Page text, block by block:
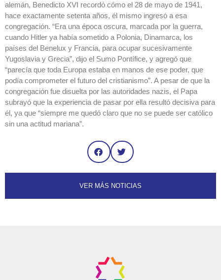
alemán, Benedicto XVI recordó cómo el 28 de mayo de 1941,
hace exactamente setenta años, él mismo ingresó a esa
congregación. “Era una época oscura, marcada por la guerra,
cuando Hitler ya había sometido a Polonia, Dinamarca, los
países del Benelux y Francia, para ocupar sucesivamente
Yugoslavia y Grecia”, dijo el Sumo Pontífice, y agregó que
“parecía que toda Europa estaba en manos de ese poder, que
podía comprometer el futuro del cristianismo”. A pesar de que la
congregación fue disuelta por las autoridades nazis, el Papa
subrayó que la experiencia de pasar por ella resultó decisiva para
él, ya que “siempre me quedó claro que no se puede ser católico
sin una actitud mariana”.
VER MÁS NOTICIAS